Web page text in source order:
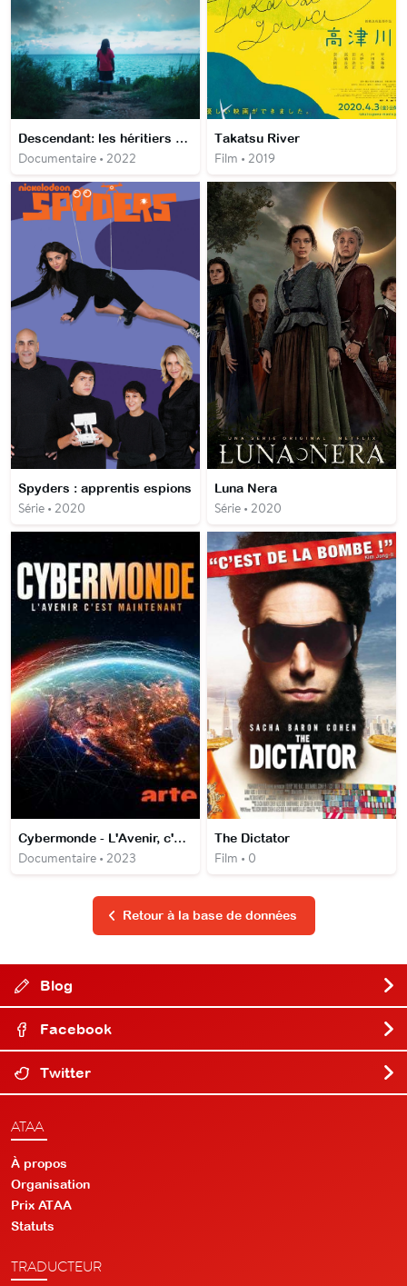
Descendant: les héritiers d'Africatown
Documentaire • 2022
Takatsu River
Film • 2019
Spyders : apprentis espions
Série • 2020
Luna Nera
Série • 2020
Cybermonde - L'Avenir, c'est maintenant
Documentaire • 2023
The Dictator
Film • 0
Retour à la base de données
Blog
Facebook
Twitter
ATAA
À propos
Organisation
Prix ATAA
Statuts
TRADUCTEUR